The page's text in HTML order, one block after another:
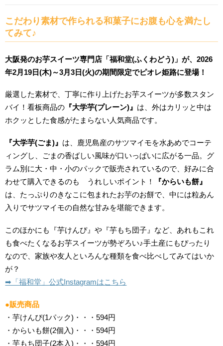
こだわり素材で作られる和菓子にお腹も心を満たし
てみて♪
大阪発のお芋スイーツ専門店「福和堂(ふくわどう)」が、2026
年2月19日(木)～3月3日(火)の期間限定でピオレ姫路に登場！
厳選した素材で、丁寧に作り上げたお芋スイーツが多数スタン
バイ！看板商品の 『大学芋(プレーン)』 は、外はカリッと中は
ホクッとした食感がたまらない人気商品です。
『大学芋(ごま)』 は、鹿児島産のサツマイモを水あめでコーテ
ィングし、ごまの香ばしい風味が口いっぱいに広がる一品。グ
ラム別に大・中・小のパックで販売されているので、好みに合
わせて購入できるのも うれしいポイント！
『からいも餅』
は、たっぷりのきなこに包まれたお芋のお餅で、中には粒あん
入りでサツマイモの自然な甘みを堪能できます。
このほかにも『芋けんぴ』や『芋もち団子』など、あれもこれ
も食べたくなるお芋スイーツが勢ぞろい♪手土産にもぴったり
なので、家族や友人といろんな種類を食べ比べしてみてはいか
が？
➡︎「福和堂」公式Instagramはこちら
●販売商品
・芋けんぴ(1パック)・・・594円
・からいも餅(2個入)・・・594円
・芋もち団子(2本入)・・・594円